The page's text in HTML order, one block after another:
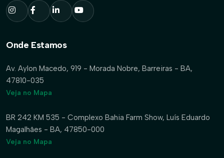
Onde Estamos
Av. Aylon Macedo, 919 - Morada Nobre, Barreiras - BA,
47810-035
Veja no Mapa
BR 242 KM 535 - Complexo Bahia Farm Show, Luís Eduardo
Magalhães - BA, 47850-000
Veja no Mapa